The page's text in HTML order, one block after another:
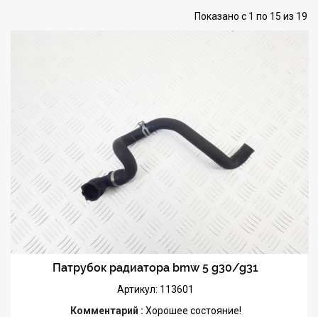
Показано с 1 по 15 из 19
Патрубок радиатора bmw 5 g30/g31
Артикул: 113601
Комментарий : Хорошее состояние!